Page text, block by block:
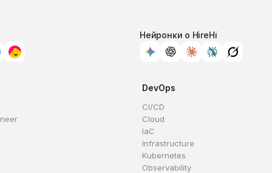
Нейронки о HireHi
DevOps
CI/CD
Cloud
IaC
Infrastructure
Kubernetes
Observability